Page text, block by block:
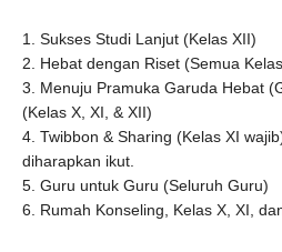
1. Sukses Studi Lanjut (Kelas XII)
2. Hebat dengan Riset (Semua
3. Menuju Pramuka Garuda Hebat
(Kelas X, XI, & XII)
4. Twibbon & Sharing (Kelas XI
diharapkan ikut.
5. Guru untuk Guru (Seluruh Guru)
6. Rumah Konseling, Kelas X, XI,